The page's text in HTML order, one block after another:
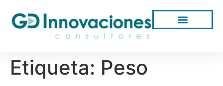
Etiqueta: Peso